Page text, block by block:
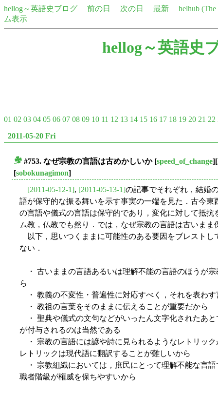
hellog～英語史ブログ 前の日 次の日 最新
helhub
ム表示
hellog～英語史
01 02 03 04 05 06 07 08 09 10 11 12 13 14 15 16 17 18 19 20 21 22
2011-05-20 Fri
#753. なぜ宗教の言語は古めかしいか[speed_of_change][
[sobokunagimon]
[2011-05-12-1], [2011-05-13-1]の記事でそれぞれ，結婚
語が保守的な振る舞いを示す事実の一端を見た．古今
の言語や儀式の言語は保守的であり，変化に対して抵
ム教，仏教でも然り．では，なぜ宗教の言語は古いまま
以下，思いつくままに可能性のある要因をブレストし
ない．
・ 古いままの言語あるいは理解不能の言語のほうが
ら
・ 教義の不変性・普遍性に対応すべく，それを表わ
・ 教祖の言葉をそのままに伝えることが重要だから
・ 聖典や儀式の文句などがいったん文字化されたあ
が付与されるのは当然である
・ 宗教の言語には諺や詩に見られるようなレトリッ
レトリックは現代語に翻訳することが難しいから
・ 宗教組織においては，庶民にとって理解不能な言
職者階級が権威を保ちやすいから